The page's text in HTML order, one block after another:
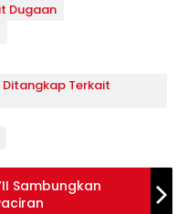
Dugaan
Terkait
Sambungkan